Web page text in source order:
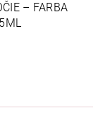
– FARBA